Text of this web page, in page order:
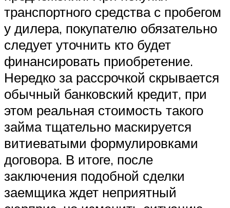
транспортного средства с пробегом
у дилера, покупателю обязательно
следует уточнить кто будет
финансировать приобретение.
Нередко за рассрочкой скрывается
обычный банковский кредит, при
этом реальная стоимость такого
займа тщательно маскируется
витиеватыми формулировками
договора. В итоге, после
заключения подобной сделки
заемщика ждет неприятный